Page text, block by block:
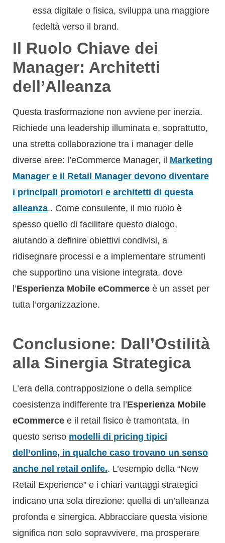
essa digitale o fisica, sviluppa una maggiore
fedeltà verso il brand.
Il Ruolo Chiave dei
Manager: Architetti
dell’Alleanza
Questa trasformazione non avviene per inerzia.
Richiede una leadership illuminata e, soprattutto,
una stretta collaborazione tra i manager delle
diverse aree: l’eCommerce Manager, il Marketing
Manager e il Retail Manager devono diventare
i principali promotori e architetti di questa
alleanza.. Come consulente, il mio ruolo è
spesso quello di facilitare questo dialogo,
aiutando a definire obiettivi condivisi, a
ridisegnare processi e a implementare strumenti
che supportino una visione integrata, dove
l’Esperienza Mobile eCommerce è un asset per
tutta l’organizzazione.
Conclusione: Dall’Ostilità
alla Sinergia Strategica
L’era della contrapposizione o della semplice
coesistenza indifferente tra l’Esperienza Mobile
eCommerce e il retail fisico è tramontata. In
questo senso modelli di pricing tipici
dell’online, in qualche caso trovano un senso
anche nel retail onlife.. L’esempio della “New
Retail Experience” e i chiari vantaggi strategici
indicano una sola direzione: quella di un’alleanza
profonda e sinergica. Abbracciare questa visione
significa non solo sopravvivere, ma prosperare